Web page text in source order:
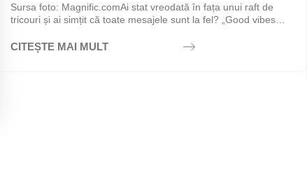
Sursa foto: Magnific.comAi stat vreodată în fața unui raft de
tricouri și ai simțit că toate mesajele sunt la fel? „Good vibes
CITEȘTE MAI MULT